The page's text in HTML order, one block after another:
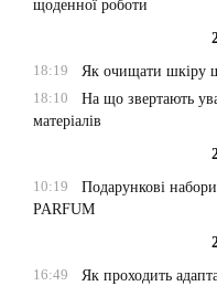
щоденної роботи
18:19
Як очищати шкіру
18:10
На що звертають
матеріалів
10:19
Подарункові
PARFUM
16:49
Як проходить